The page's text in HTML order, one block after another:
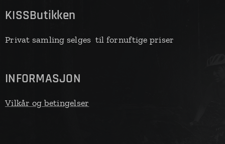
KISSButikken
Privat samling selges til fornuftige priser
INFORMASJON
Vilkår og betingelser